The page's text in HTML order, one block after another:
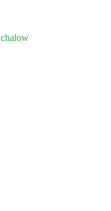
chalow